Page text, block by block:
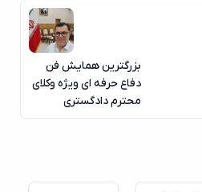
بزرگترین همایش فن
دفاع حرفه ای ویژه وکلای
محترم دادگستری